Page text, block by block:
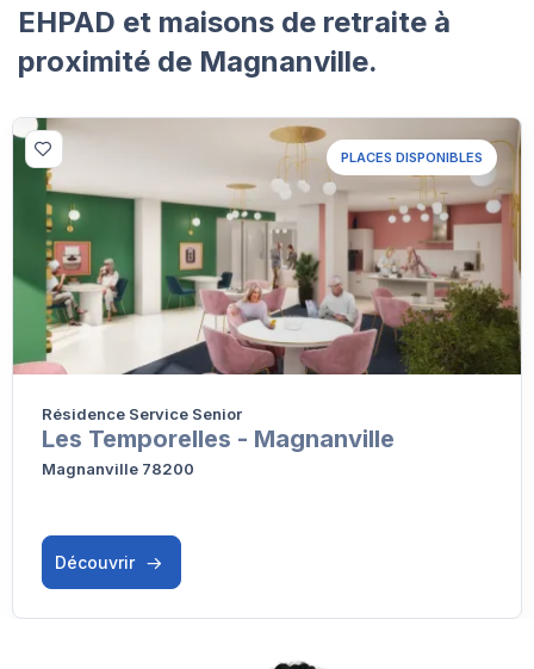
EHPAD et maisons de retraite à
proximité de Magnanville.
PLACES DISPONIBLES
Résidence Service Senior
Les Temporelles - Magnanville
Magnanville 78200
Découvrir